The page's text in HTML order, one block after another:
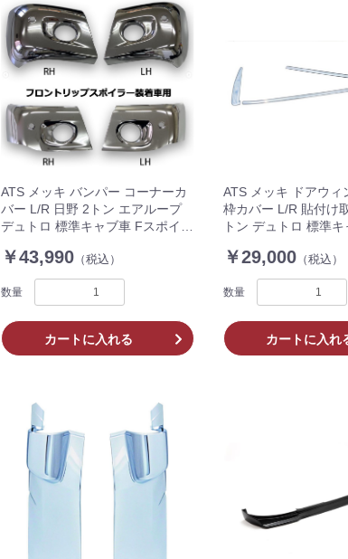
ATS メッキ バンパー コーナーカ
バー L/R 日野 2トン エアループ
デュトロ 標準キャブ車 Fスポイラ
R7.4 AD07H006 AD07H007
￥43,990 （税込）
数量
カートに入れる
ATS メッキ ドアウィ
枠カバー L/R 貼付け
トン デュトロ 標準キ
￥29,000（税込）
数量
カートに入れ